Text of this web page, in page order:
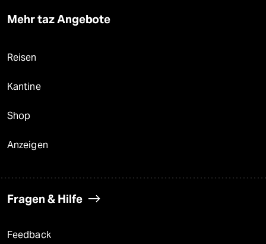
Mehr taz Angebote
Reisen
Kantine
Shop
Anzeigen
Fragen & Hilfe
Feedback